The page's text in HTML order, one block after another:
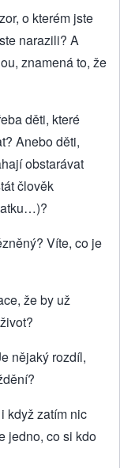
o kterém jste
narazili? A
znamená to, že
děti, které
Anebo děti,
obstarávat
člověk
Víte, co je
že by už
nějaký rozdíl,
když zatím nic
jedno, co si kdo